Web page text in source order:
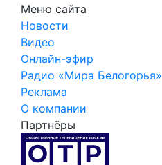
Меню сайта
Новости
Видео
Онлайн-эфир
Радио «Мира Белогорья»
Реклама
О компании
Партнёры